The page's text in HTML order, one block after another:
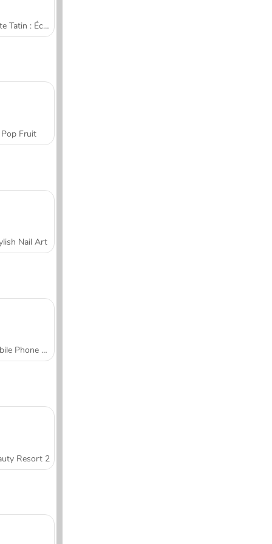
Tarte Tatin : École de cuisine de Sara
Pop Fruit
Nail Art
Mobile Phone Case Design & DIY
Resort 2